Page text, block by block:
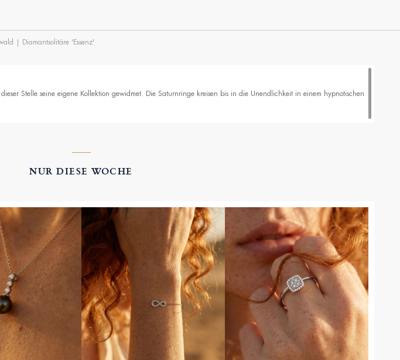
| Diamantsolitäre 'Essenz'
Stelle seine eigene Kollektion gewidmet. Die Saturnringe kreisen bis in die Unendlichkeit in einem hypnotischen
NUR DIESE WOCHE